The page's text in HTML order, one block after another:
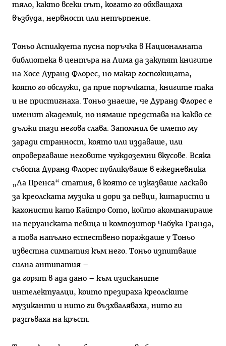
тяло, както всеки път, когато го обхващаха
възбуда, нервност или нетърпение.
Тоньо Аспилкуета пусна поръчка в Националната
библиотека в центъра на Лима да закупят книгите
на Хосе Дуранд Флорес, но макар госпожицата,
която го обслужи, да прие поръчката, книгите така
и не пристигнаха. Тоньо знаеше, че Дуранд Флорес е
именит академик, но нямаше представа на какво се
дължи тази негова слава. Запомнил бе името му
заради странност, която или издаваше, или
опровергаваше неговите чуждоземни вкусове. Всяка
събота Дуранд Флорес публикуваше в ежедневника
„Ла Пренса“ статия, в която се изказваше ласкаво
за креолската музика и дори за певци, китаристи и
кахонисти като Кайтро Сото, който акомпанираше
на перуанската певица и композитор Чабука Грандa,
а това напълно естествено пораждаше у Тоньо
известна симпатия към него. Тоньо изпитваше
силна антипатия –
да горят в ада дано – към изисканите
интелектуалци, които презираха креолските
музиканти и нито ги възхваляваха, нито ги
разпъваха на кръст.